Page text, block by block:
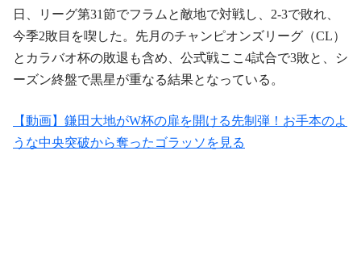
日、リーグ第31節でフラムと敵地で対戦し、2‐3で敗れ、
今季2敗目を喫した。先月のチャンピオンズリーグ（CL）
とカラバオ杯の敗退も含め、公式戦ここ4試合で3敗と、シ
ーズン終盤で黒星が重なる結果となっている。
【動画】鎌田大地がW杯の扉を開ける先制弾！お手本のよ
うな中央突破から奪ったゴラッソを見る